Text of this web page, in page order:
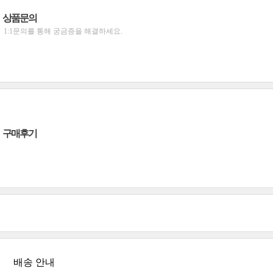
상품문의
1:1문의를 통해 궁금증을 해결하세요.
구매후기
배송 안내